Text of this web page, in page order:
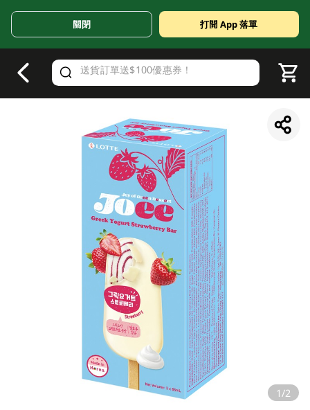
Valid Until 30 June 2026
關閉 打開 App 落單
1/2